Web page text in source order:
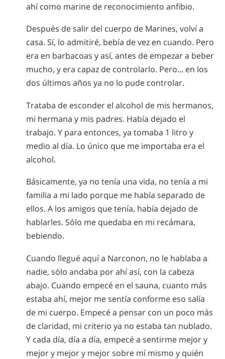
ahí como marine de reconocimiento anfibio.
Después de salir del cuerpo de Marines, volví a
casa. Sí, lo admitiré, bebía de vez en cuando. Pero
era en barbacoas y así, antes de empezar a beber
mucho, y era capaz de controlarlo. Pero... en los
dos últimos años ya no lo pude controlar.
Trataba de esconder el alcohol de mis hermanos,
mi hermana y mis padres. Había dejado el
trabajo. Y para entonces, ya tomaba 1 litro y
medio al día. Lo único que me importaba era el
alcohol.
Básicamente, ya no tenía una vida, no tenía a mi
familia a mi lado porque me había separado de
ellos. A los amigos que tenía, había dejado de
hablarles. Sólo me quedaba en mi recámara,
bebiendo.
Cuando llegué aquí a Narconon, no le hablaba a
nadie, sólo andaba por ahí así, con la cabeza
abajo. Cuando empecé en el sauna, cuanto más
estaba ahí, mejor me sentía conforme eso salía
de mi cuerpo. Empecé a pensar con un poco más
de claridad, mi criterio ya no estaba tan nublado.
Y cada día, día a día, empecé a sentirme mejor y
mejor y mejor y mejor sobre mí mismo y quién